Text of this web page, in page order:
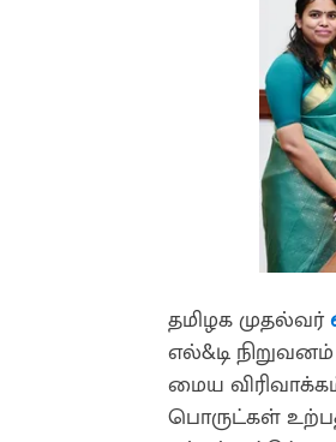
தமிழக முதல்வர்
எல்&டி
மைய
பொருட்கள்